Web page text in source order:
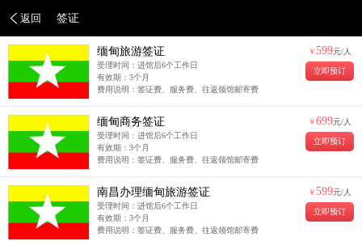
返回 签证
缅甸旅游签证
受理时间：进馆后6个工作日
有效期：3个月
费用说明：签证费、服务费、往返领馆邮寄费
￥599元/人
立即预订
缅甸商务签证
受理时间：进馆后6个工作日
有效期：3个月
费用说明：签证费、服务费、往返领馆邮寄费
￥699元/人
立即预订
南昌办理缅甸旅游签证
受理时间：进馆后6个工作日
有效期：3个月
费用说明：签证费、服务费、往返领馆邮寄费
￥599元/人
立即预订